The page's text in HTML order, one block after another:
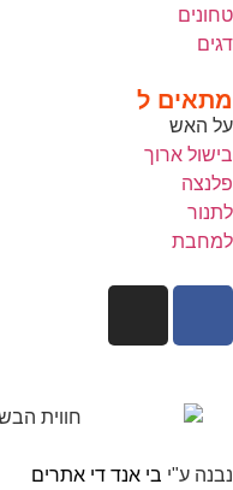
טחונים
דגים
מתאים ל
על האש
בישול ארוך
פלנצה
לתנור
למחבת
נבנה ע"י בי אנד די אתרים